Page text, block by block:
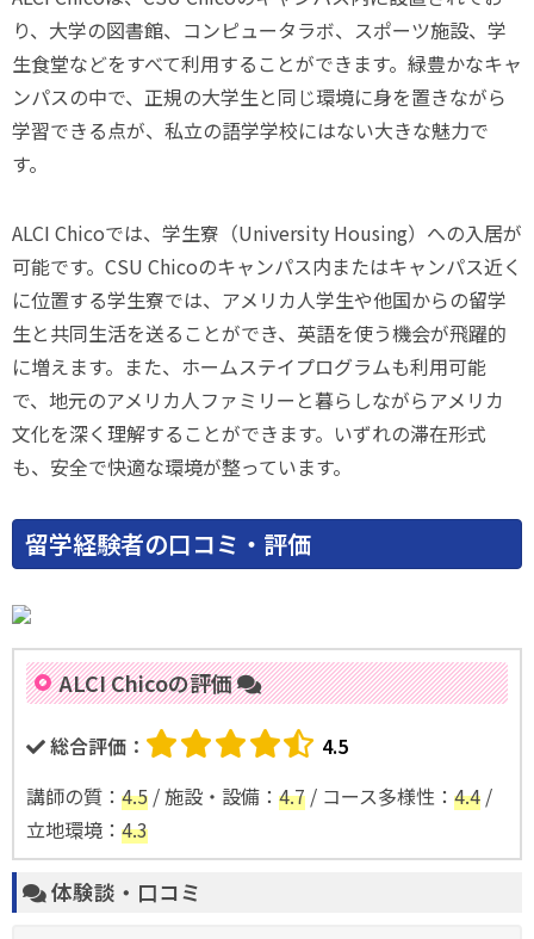
り、大学の図書館、コンピュータラボ、スポーツ施設、学
生食堂などをすべて利用することができます。緑豊かなキャ
ンパスの中で、正規の大学生と同じ環境に身を置きながら
学習できる点が、私立の語学学校にはない大きな魅力で
す。
ALCI Chicoでは、学生寮（University Housing）への入居が
可能です。CSU Chicoのキャンパス内またはキャンパス近く
に位置する学生寮では、アメリカ人学生や他国からの留学
生と共同生活を送ることができ、英語を使う機会が飛躍的
に増えます。また、ホームステイプログラムも利用可能
で、地元のアメリカ人ファミリーと暮らしながらアメリカ
文化を深く理解することができます。いずれの滞在形式
も、安全で快適な環境が整っています。
留学経験者の口コミ・評価
ALCI Chicoの評価
総合評価：
4.5
講師の質 ： 4.5 /施設・設備 ： 4.7 / コース多様性 ： 4.4 /
立地環境 ： 4.3
体験談・口コミ